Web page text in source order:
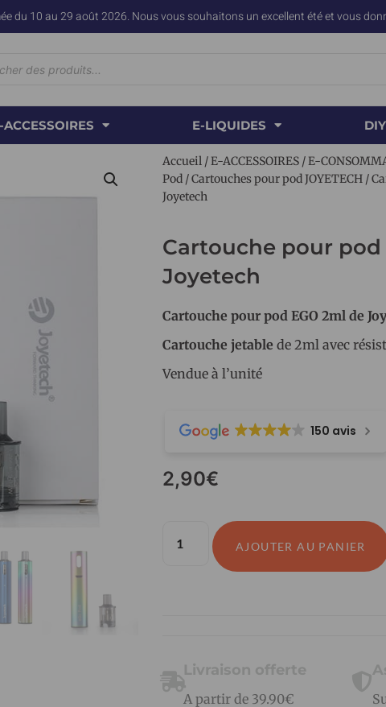
du 10 au 29 août 2026. Nous vous souhaitons un excellent été et vous
ACCESSOIRES E-LIQUIDES DIY
Accueil /E-ACCESSOIRES /E-
Pod /Cartouches pour pod JOYETECH /
Joyetech
Cartouche pour pod
Joyetech
Cartouche pour pod EGO 2ml de
Cartouche jetable de 2ml avec
Vendue à l’unité
150 avis
2,90€
AJOUTER AU PANIER
Livraison offerte
A partir de 39.90€